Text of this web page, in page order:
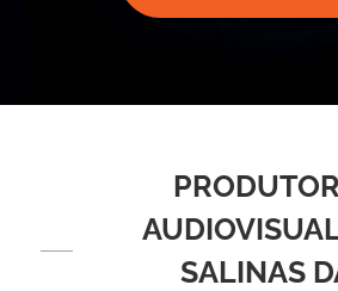
SALINAS